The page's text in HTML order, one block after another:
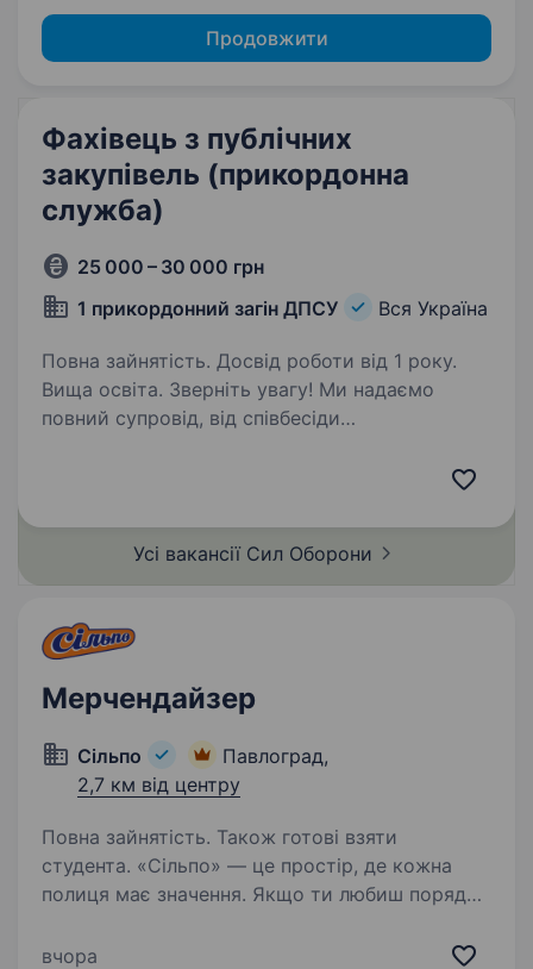
Продовжити
Фахівець з публічних
закупівель (прикордонна
служба)
25 000 – 30 000 грн
1 прикордонний загін ДПСУ
Вся Україна
Повна зайнятість. Досвід роботи від 1 року.
Вища освіта. Зверніть увагу! Ми надаємо
повний супровід, від співбесіди
до прибуття у частину. Переведення чинних
ПОСАДА НЕ ПЕРЕДБАЧАЄ УЧАСТЬ
У БОЙОВИХ…Усі вакансії Сил Оборони
Мерчендайзер
Сільпо
Павлоград,
2,7 км від центру
Повна зайнятість. Також готові взяти
студента. «Сільпо» — це простір, де кожна
полиця має значення. Якщо ти любиш порядок
Що потрібно робити Викладати товар
вчора